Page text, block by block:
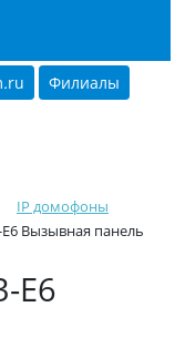
.ru Филиалы
IP домофоны
Вызывная панель
E6